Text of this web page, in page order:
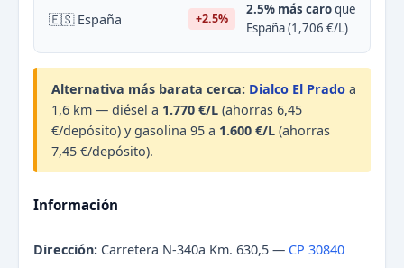
🇪🇸 España +2.5%
2.5% más caroque
España (1,706 €/L)
Alternativa más barata cerca: Dialco El Prado a
1,6 km — diésel a 1.770 €/L (ahorras 6,45
€/depósito) y gasolina 95 a 1.600 €/L (ahorras
7,45 €/depósito).
Información
Dirección: Carretera N-340a Km. 630,5 — CP 30840